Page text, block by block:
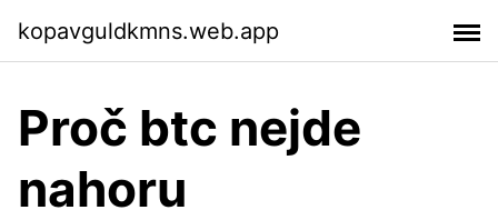
kopavguldkmns.web.app
Proč btc nejde
nahoru